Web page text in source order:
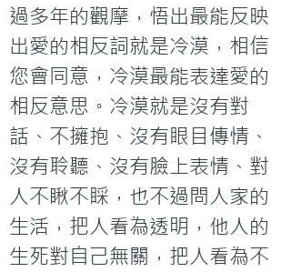
過多年的觀摩，悟出最能反映
出愛的相反詞就是冷漠，相信
您會同意，冷漠最能表達愛的
相反意思。冷漠就是沒有對
話、不擁抱、沒有眼目傳情、
沒有聆聽、沒有臉上表情、對
人不瞅不睬，也不過問人家的
生活，把人看為透明，他人的
生死對自己無關，把人看為不